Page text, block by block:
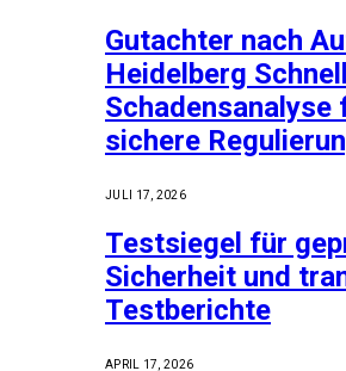
Gutachter nach
Heidelberg
Schadensanalyse
sichere
JULI 17, 2026
Testsiegel für
Sicherheit und
Testberichte
APRIL 17, 2026